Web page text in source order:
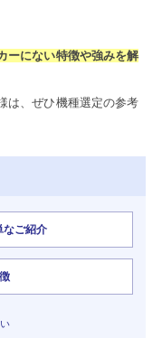
ーにない特徴や強みを解
は、ぜひ機種選定の参考
なご紹介